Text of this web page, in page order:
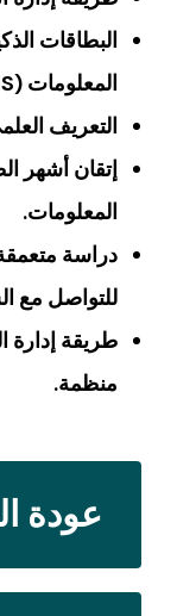
البطاقات
المعلومات (IS).
التعريف
إتقان أشهر
المعلومات.
دراسة
للتواصل مع
طريقة إدارة
منظمة.
عودة